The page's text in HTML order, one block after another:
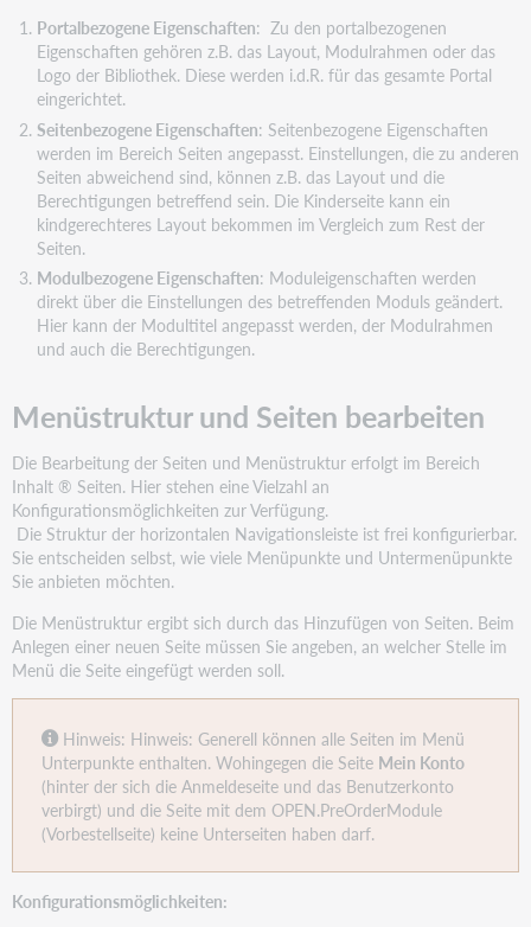
hinzufügen
Berechtigungen
Seite
verbergen
oder
löschen
Seite
Seite
verlinken
Portalbezogene Eigenschaften: Zu den portalbezogenen
Eigenschaften gehören z.B. das Layout, Modulrahmen oder das
Logo der Bibliothek. Diese werden i.d.R. für das gesamte Portal
eingerichtet.
Seitenbezogene Eigenschaften: Seitenbezogene Eigenschaften
werden im Bereich Seiten angepasst. Einstellungen, die zu anderen
Seiten abweichend sind, können z.B. das Layout und die
Berechtigungen betreffend sein. Die Kinderseite kann ein
kindgerechteres Layout bekommen im Vergleich zum Rest der
Seiten.
Modulbezogene Eigenschaften: Moduleigenschaften werden
direkt über die Einstellungen des betreffenden Moduls geändert.
Hier kann der Modultitel angepasst werden, der Modulrahmen
und auch die Berechtigungen.
Menüstruktur und Seiten bearbeiten
Die Bearbeitung der Seiten und Menüstruktur erfolgt im Bereich
Inhalt ® Seiten. Hier stehen eine Vielzahl an
Konfigurationsmöglichkeiten zur Verfügung.
Die Struktur der horizontalen Navigationsleiste ist frei konfigurierbar.
Sie entscheiden selbst, wie viele Menüpunkte und Untermenüpunkte
Sie anbieten möchten.
Die Menüstruktur ergibt sich durch das Hinzufügen von Seiten. Beim
Anlegen einer neuen Seite müssen Sie angeben, an welcher Stelle im
Menü die Seite eingefügt werden soll.
Hinweis: Hinweis: Generell können alle Seiten im Menü
Unterpunkte enthalten. Wohingegen die Seite Mein Konto
(hinter der sich die Anmeldeseite und das Benutzerkonto
verbirgt) und die Seite mit dem OPEN.PreOrderModule
(Vorbestellseite) keine Unterseiten haben darf.
Konfigurationsmöglichkeiten: